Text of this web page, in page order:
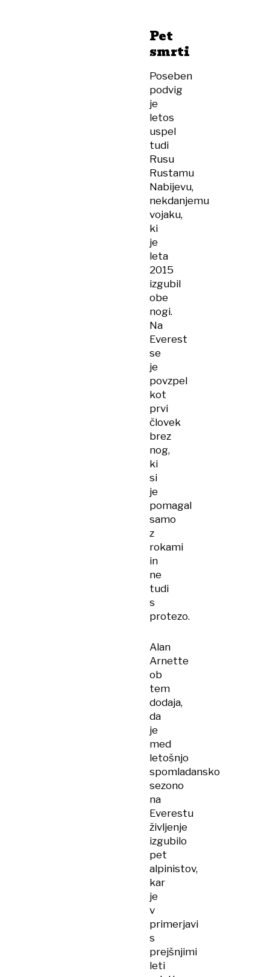
Pet
smrti
Poseben
podvig
je
letos
uspel
tudi
Rusu
Rustamu
Nabijevu,
nekdanjemu
vojaku,
ki
je
leta
2015
izgubil
obe
nogi.
Na
Everest
se
je
povzpel
kot
prvi
človek
brez
nog,
ki
si
je
pomagal
samo
z
rokami
in
ne
tudi
s
protezo.
Alan
Arnette
ob
tem
dodaja,
da
je
med
letošnjo
spomladansko
sezono
na
Everestu
življenje
izgubilo
pet
alpinistov,
kar
je
v
primerjavi
s
prejšnjimi
leti